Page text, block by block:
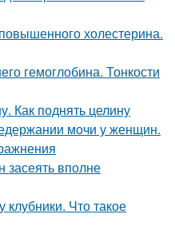
холестерина.
гемоглобина. Тонкости
Как поднять целину
мочи у женщин.
засеять вполне
клубники. Что такое